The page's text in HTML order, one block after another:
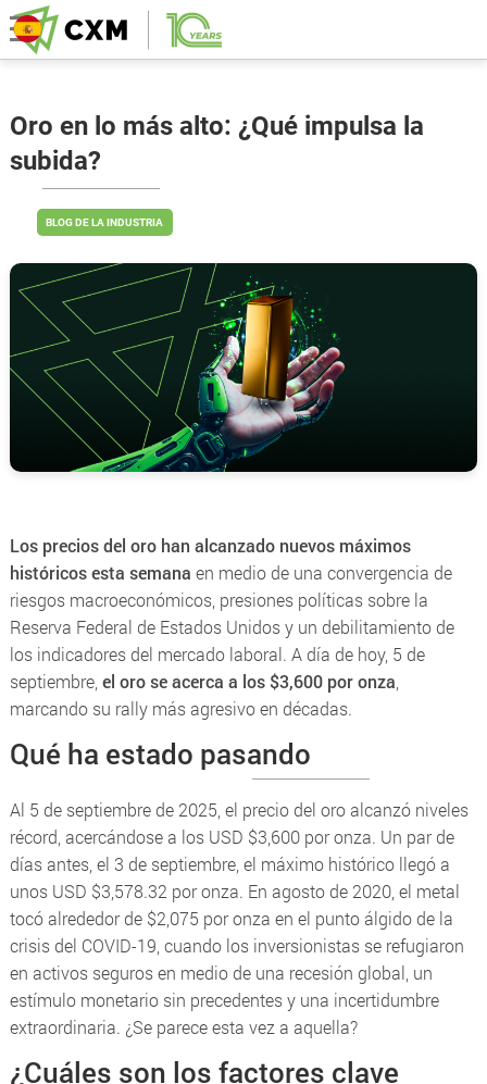
Oro en lo más alto: ¿Qué impulsa la
subida?
BLOG DE LA INDUSTRIA
Los precios del oro han alcanzado nuevos máximos
históricos esta semana en medio de una convergencia de
riesgos macroeconómicos, presiones políticas sobre la
Reserva Federal de Estados Unidos y un debilitamiento de
los indicadores del mercado laboral. A día de hoy, 5 de
septiembre, el oro se acerca a los $3,600 por onza
marcando su rally más agresivo en décadas.
Qué ha estado pasando
Al 5 de septiembre de 2025, el precio del oro alcanzó niveles
récord, acercándose a los USD $3,600 por onza. Un par de
días antes, el 3 de septiembre, el máximo histórico llegó a
unos USD $3,578.32 por onza. En agosto de 2020, el metal
tocó alrededor de $2,075 por onza en el punto álgido de la
crisis del COVID-19, cuando los inversionistas se refugiaron
en activos seguros en medio de una recesión global, un
estímulo monetario sin precedentes y una incertidumbre
extraordinaria. ¿Se parece esta vez a aquella?
¿Cuáles son los factores clave